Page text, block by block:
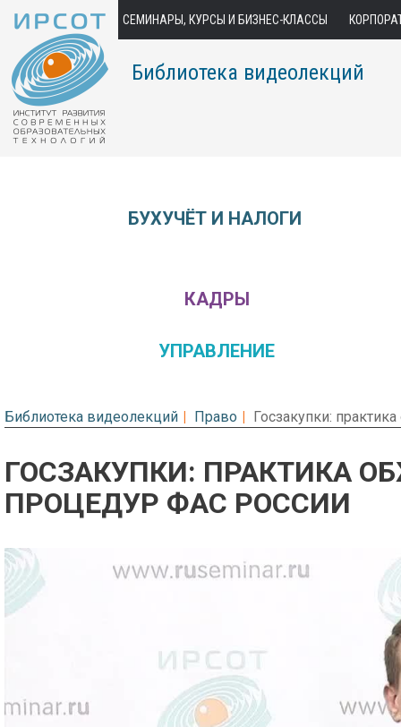
СЕМИНАРЫ, КУРСЫ И БИЗНЕС-КЛАССЫ
Библиотека видеолекций
БУХУЧЁТ И НАЛОГИ
КАДРЫ
УПРАВЛЕНИЕ
Библиотека видеолекций Право Госзакупки:
ГОСЗАКУПКИ: ПРАКТИКА
ПРОЦЕДУР ФАС РОССИИ
Предварительный просмотр.